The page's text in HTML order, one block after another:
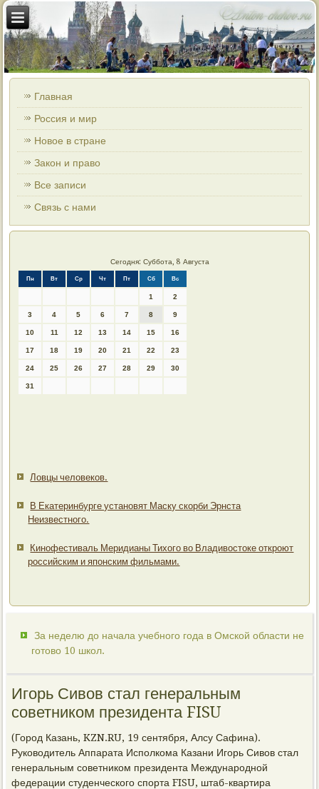
Главная
Россия и мир
Новое в стране
Закон и право
Все записи
Связь с нами
Сегодня: Суббота, 8 Августа
Пн Вт Ср Чт Пт Сб Вс
1 2
3 4 5 6 7 8 9
10 11 12 13 14 15 16
17 18 19 20 21 22 23
24 25 26 27 28 29 30
31
Ловцы человеков.
В Екатеринбурге установят Маску скорби Эрнста
Неизвестного.
Кинофестиваль Меридианы Тихого во Владивостоке откроют
российским и японским фильмами.
За неделю до начала учебного года в Омской области не
готово 10 школ.
Игорь Сивов стал генеральным
советником президента FISU
(Город Казань, KZN.RU, 19 сентября, Алсу Сафина).
Руководитель Аппарата Исполкома Казани Игорь Сивов стал
генеральным советником президента Международной
федерации студенческого спорта FISU, штаб-квартира